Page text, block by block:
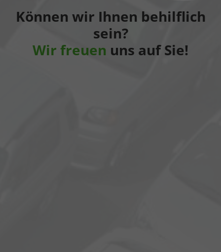
Können wir Ihnen behilflich
sein?
Wir freuen uns auf Sie!